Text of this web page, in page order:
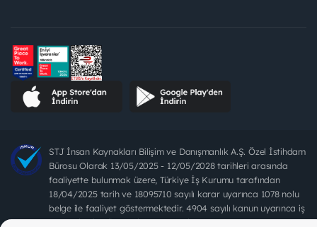
STJ İnsan Kaynakları Bilişim ve Danışmanlık A.Ş. Özel İstihdam
Bürosu Olarak 13/05/2025 - 12/05/2028 tarihleri arasında
faaliyette bulunmak üzere, Türkiye İş Kurumu tarafından
18/04/2025 tarih ve 18095710 sayılı karar uyarınca 1078 nolu
belge ile faaliyet göstermektedir. 4904 sayılı kanun uyarınca iş
arayanlardan ücret alınması yasaktır.